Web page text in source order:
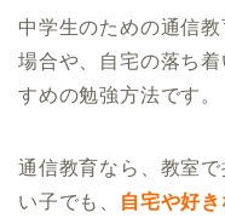
中学生のための通信
場合や、自宅の落ち
すめの勉強方法です。
通信教育なら、教室
い子でも、
自宅や好